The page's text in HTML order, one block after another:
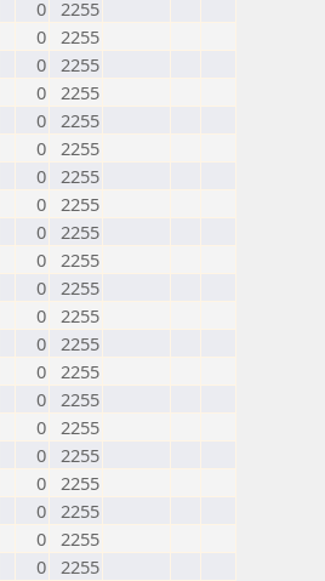
0 2255
0 2255
0 2255
0 2255
0 2255
0 2255
0 2255
0 2255
0 2255
0 2255
0 2255
0 2255
0 2255
0 2255
0 2255
0 2255
0 2255
0 2255
0 2255
0 2255
0 2255